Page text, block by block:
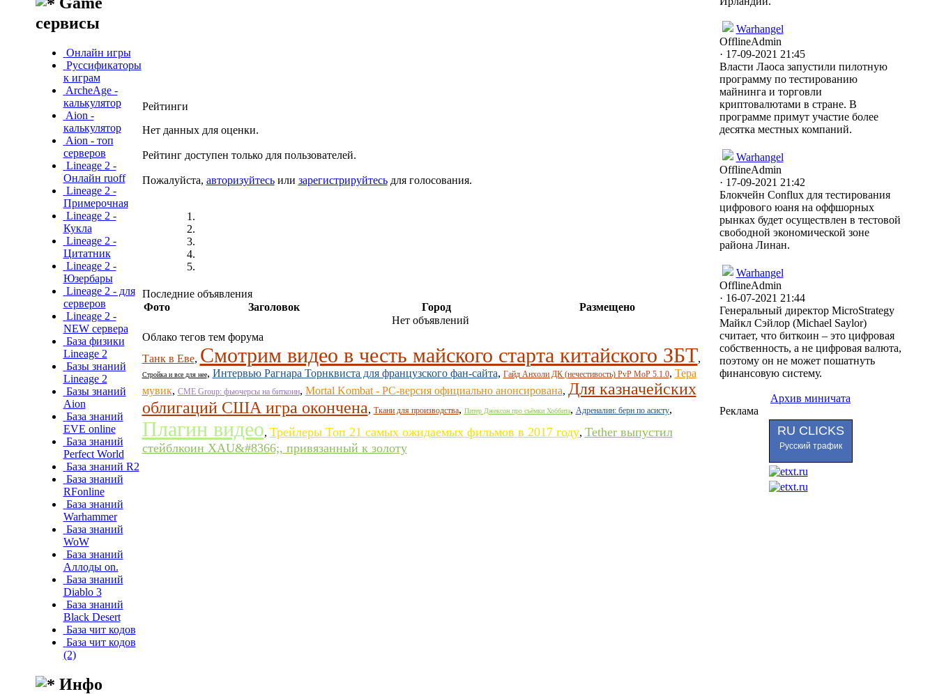
сервисы
Онлайн игры
Руссификаторы
к играм
ArcheAge -
калькулятор
Aion -
калькулятор
Aion - топ
серверов
Lineage 2 -
Онлайн ruoff
Lineage 2 -
Примерочная
Lineage 2 -
Кукла
Lineage 2 -
Цитатник
Lineage 2 -
Юзербары
Lineage 2 - для
серверов
Lineage 2 -
NEW сервера
База физики
Lineage 2
Базы знаний
Lineage 2
Базы знаний
Aion
База знаний
EVE online
База знаний
Perfect World
База знаний R2
База знаний
RFonline
База знаний
Warhammer
База знаний
WoW
База знаний
Аллоды on.
База знаний
Diablo 3
База знаний
Black Desert
База чит кодов
База чит кодов
(2)
Инфо
Рейтинги
Нет данных для оценки.
Рейтинг доступен только для пользователей.
Пожалуйста, авторизуйтесьили зарегистрируйтесьдля голосования.
Последние объявления
Фото
Заголовок Город
Размещено
Нет объявлений
Облако тегов тем форума
Танк в Еве, Смотрим видео в честь майского старта китайского ЗБТ,
Стройка и все для нее, Интервью Рагнара Торнквиста для французского фан-сайта, Гайд Анхоли ДК (нечестивость) PvP MoP 5.1.0, Тера
мувик, CME Group: фьючерсы на биткоин, Mortal Kombat - PC-версия официально анонсирована, Для казначейских
облигаций США игра окончена, Ткани для производства, Питер Джексон про съёмки Хоббита, Адреналин: берн по асисту,
Плагин видео, Трейлеры Топ 21 самых ожидаемых фильмов в 2017 году, Tether выпустил
стейблкоин XAU&#8366;, привязанный к золоту
Warhangel
OfflineAdmin
· 17-09-2021 21:45
Власти Лаоса запустили пилотную
программу по тестированию
майнинга и торговли
криптовалютами в стране. В
программе примут участие более
десятка местных компаний.
Warhangel
OfflineAdmin
· 17-09-2021 21:42
Блокчейн Conflux для тестирования
цифрового юаня на оффшорных
рынках будет осуществлен в тестовой
свободной экономической зоне
района Линан.
Warhangel
OfflineAdmin
· 16-07-2021 21:44
Генеральный директор MicroStrategy
Майкл Сэйлор (Michael Saylor)
считает, что биткоин – это цифровая
собственность, а не цифровая валюта,
поэтому он не может пошатнуть
финансовую систему.
Архив миничата
Реклама
RU CLICKS
Русский трафик